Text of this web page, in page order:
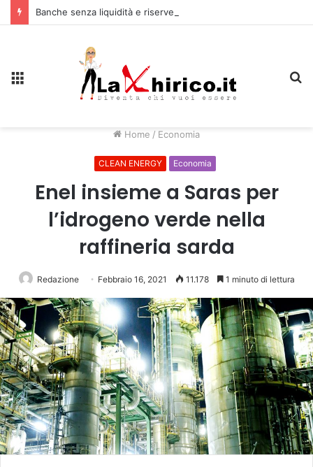
Home / Economia
CLEAN ENERGY Economia
Enel insieme a Saras per
l’idrogeno verde nella
raffineria sarda
Redazione Febbraio 16, 2021 11.178 1 minuto di lettura